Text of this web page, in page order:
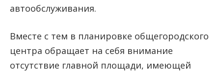
автообслуживания.
Вместе с тем в планировке общегородского
центра обращает на себя внимание
отсутствие главной площади, имеющей